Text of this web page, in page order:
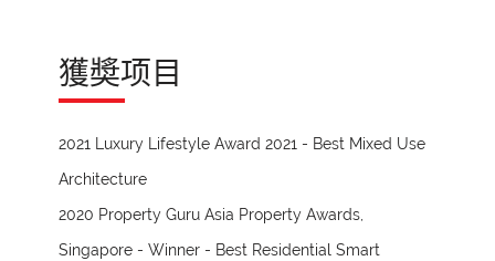
獲奬项目
2021 Luxury Lifestyle Award 2021 - Best Mixed Use
Architecture
2020 Property Guru Asia Property Awards,
Singapore - Winner - Best Residential Smart